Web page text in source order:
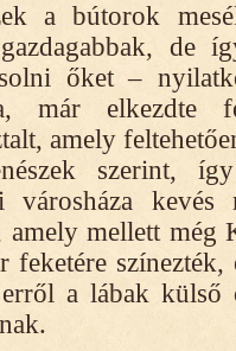
a bútorok
de
őket –
már elkezdte
amely
szerint,
városháza kevés
amely mellett még
feketére
a lábak külső